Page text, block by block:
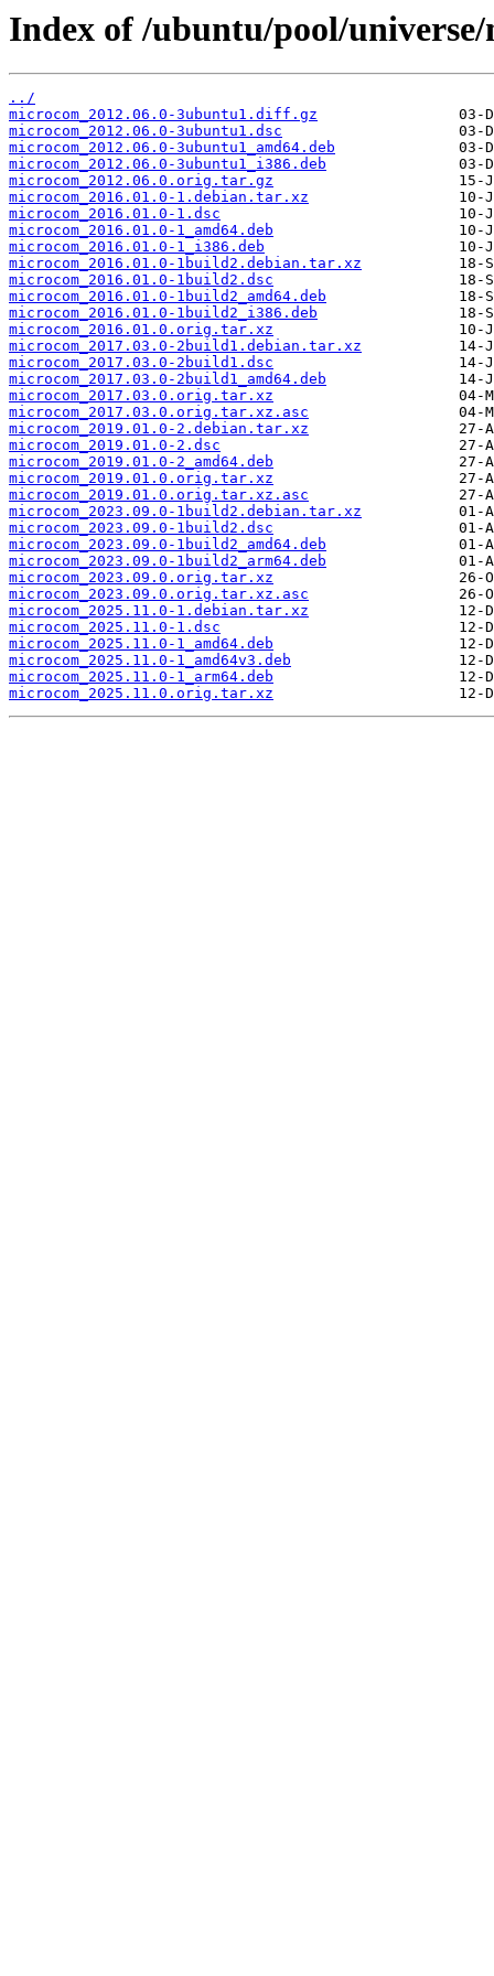
Index of /ubuntu/pool/
../
microcom_2012.06.0-3ubuntu1.diff.gz
microcom_2012.06.0-3ubuntu1.dsc
microcom_2012.06.0-3ubuntu1_amd64.deb
microcom_2012.06.0-3ubuntu1_i386.deb
microcom_2012.06.0.orig.tar.gz
microcom_2016.01.0-1.debian.tar.xz
microcom_2016.01.0-1.dsc
microcom_2016.01.0-1_amd64.deb
microcom_2016.01.0-1_i386.deb
microcom_2016.01.0-1build2.debian.tar.xz
microcom_2016.01.0-1build2.dsc
microcom_2016.01.0-1build2_amd64.deb
microcom_2016.01.0-1build2_i386.deb
microcom_2016.01.0.orig.tar.xz
microcom_2017.03.0-2build1.debian.tar.xz
microcom_2017.03.0-2build1.dsc
microcom_2017.03.0-2build1_amd64.deb
microcom_2017.03.0.orig.tar.xz
microcom_2017.03.0.orig.tar.xz.asc
microcom_2019.01.0-2.debian.tar.xz
microcom_2019.01.0-2.dsc
microcom_2019.01.0-2_amd64.deb
microcom_2019.01.0.orig.tar.xz
microcom_2019.01.0.orig.tar.xz.asc
microcom_2023.09.0-1build2.debian.tar.xz
microcom_2023.09.0-1build2.dsc
microcom_2023.09.0-1build2_amd64.deb
microcom_2023.09.0-1build2_arm64.deb
microcom_2023.09.0.orig.tar.xz
microcom_2023.09.0.orig.tar.xz.asc
microcom_2025.11.0-1.debian.tar.xz
microcom_2025.11.0-1.dsc
microcom_2025.11.0-1_amd64.deb
microcom_2025.11.0-1_amd64v3.deb
microcom_2025.11.0-1_arm64.deb
microcom_2025.11.0.orig.tar.xz